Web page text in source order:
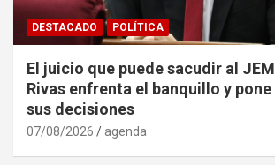
DESTACADO POLÍTICA
El juicio que puede sacudir al
Rivas enfrenta el banquillo y
sus decisiones
07/08/2026 agenda